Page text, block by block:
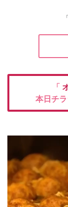
「
「
本日チ